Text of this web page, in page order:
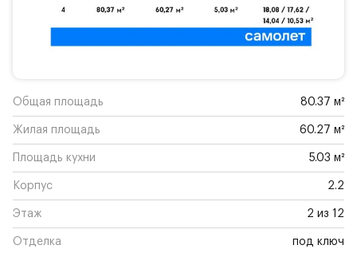
Общая площадь 80.37 м²
Жилая площадь 60.27 м²
Площадь кухни 5.03 м²
Корпус 2.2
Этаж 2 из 12
Отделка под ключ